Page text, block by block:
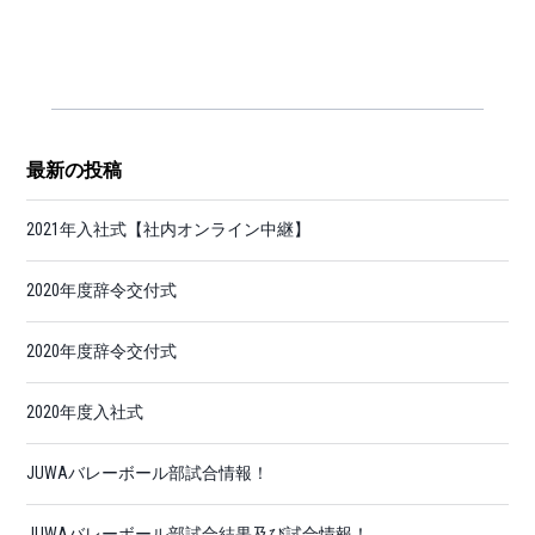
最新の投稿
2021年入社式【社内オンライン中継】
2020年度辞令交付式
2020年度辞令交付式
2020年度入社式
JUWAバレーボール部試合情報！